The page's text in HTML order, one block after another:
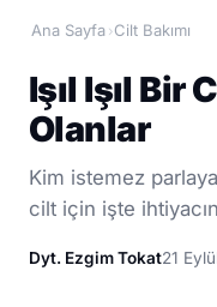
Ana Sayfa ›Cilt Bakımı
Işıl Işıl Bir
Olanlar
Kim istemez
cilt için işte
Dyt. Ezgim Tokat21